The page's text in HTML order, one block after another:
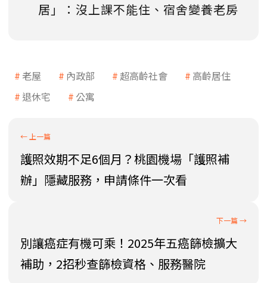
居」：沒上課不能住、宿舍變養老房
老屋 內政部 超高齡社會
高齡居住
退休宅
公寓
護照效期不足6個月？桃園機場「護照補
辦」隱藏服務，申請條件一次看
別讓癌症有機可乘！2025年五癌篩檢擴大
補助，2招秒查篩檢資格、服務醫院